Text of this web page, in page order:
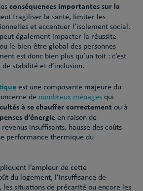
conséquences importantes sur la
fragiliser la santé, limiter les
et accentuer l’isolement social.
également impacter la réussite
le bien-être global des personnes
est donc bien plus qu’un toit : c’est
stabilité et d’inclusion.
est une composante majeure du
de nombreux ménagesqui
à se chauffer correctement ou à
d’énergieen raison de
revenus insuffisants, hausse des coûts
performance thermique du
l’ampleur de cette
du logement, l’insuffisance de
les situations de précarité ou encore les